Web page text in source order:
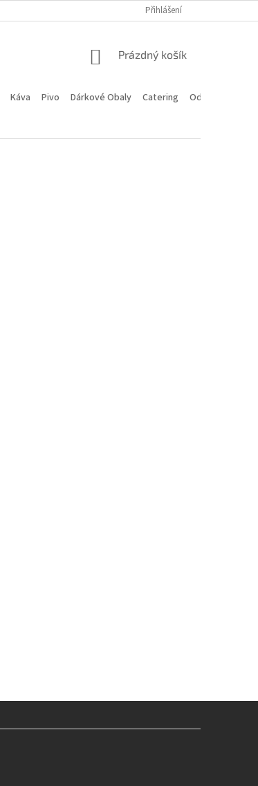
HODNOCENÍ OBCHODU
Přihlášení
NÁKUPNÍ
Prázdný košík
Káva Pivo Dárkové Obaly Catering
Odstoupení od